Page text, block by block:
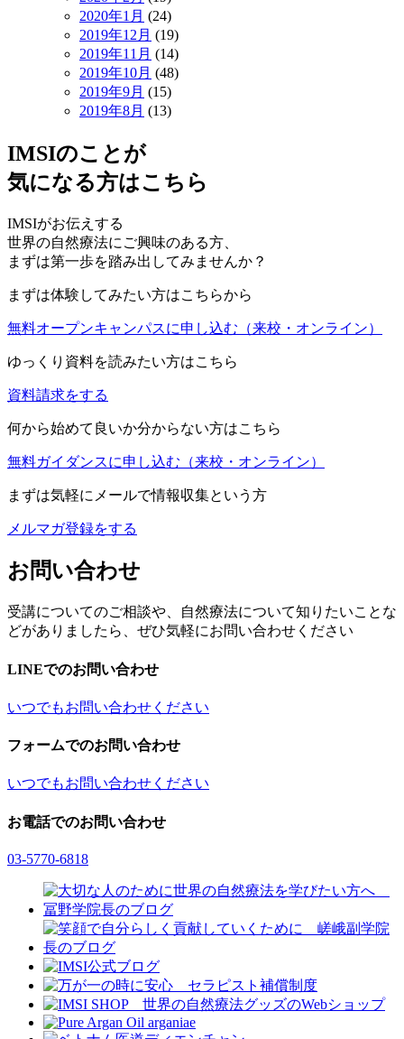
2020年1月 (24)
2019年12月 (19)
2019年11月 (14)
2019年10月 (48)
2019年9月 (15)
2019年8月 (13)
IMSIのことが
気になる方はこちら
IMSIがお伝えする
世界の自然療法にご興味のある方、
まずは第一歩を踏み出してみませんか？
まずは体験してみたい方はこちらから
無料オープンキャンパスに申し込む （来校・オンライン）
ゆっくり資料を読みたい方はこちら
資料請求をする
何から始めて良いか分からない方はこちら
無料ガイダンスに申し込む （来校・オンライン）
まずは気軽にメールで情報収集という方
メルマガ登録をする
お問い合わせ
受講についてのご相談や、自然療法について知りたいことな
どがありましたら、ぜひ気軽にお問い合わせください
LINEでのお問い合わせ
いつでもお問い合わせください
フォームでのお問い合わせ
いつでもお問い合わせください
お電話でのお問い合わせ
03-5770-6818